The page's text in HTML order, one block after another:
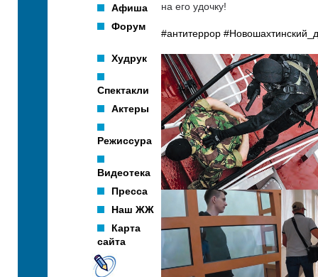
Афиша
Форум
Худрук
Спектакли
Актеры
Режиссура
Видеотека
Пресса
Наш ЖЖ
Карта
сайта
на его удочку!
#антитеррор